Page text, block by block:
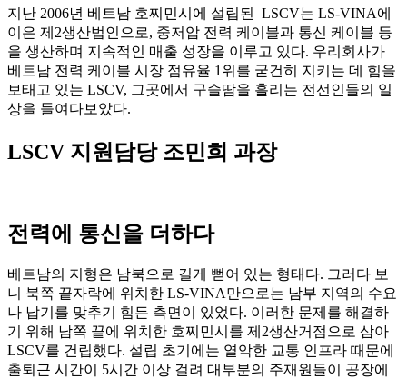
지난 2006년 베트남 호찌민시에 설립된 LSCV는 LS-VINA에
이은 제2생산법인으로, 중저압 전력 케이블과 통신 케이블 등
을 생산하며 지속적인 매출 성장을 이루고 있다. 우리회사가
베트남 전력 케이블 시장 점유율 1위를 굳건히 지키는 데 힘을
보태고 있는 LSCV, 그곳에서 구슬땀을 흘리는 전선인들의 일
상을 들여다보았다.
LSCV 지원담당 조민희 과장
전력에 통신을 더하다
베트남의 지형은 남북으로 길게 뻗어 있는 형태다. 그러다 보
니 북쪽 끝자락에 위치한 LS-VINA만으로는 남부 지역의 수요
나 납기를 맞추기 힘든 측면이 있었다. 이러한 문제를 해결하
기 위해 남쪽 끝에 위치한 호찌민시를 제2생산거점으로 삼아
LSCV를 건립했다. 설립 초기에는 열악한 교통 인프라 때문에
출퇴근 시간이 5시간 이상 걸려 대부분의 주재원들이 공장에